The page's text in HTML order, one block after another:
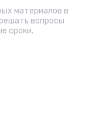
материалов в
вопросы
сроки.